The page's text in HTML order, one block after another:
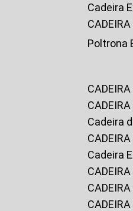
Cadeira
Cadeira
Cadeira